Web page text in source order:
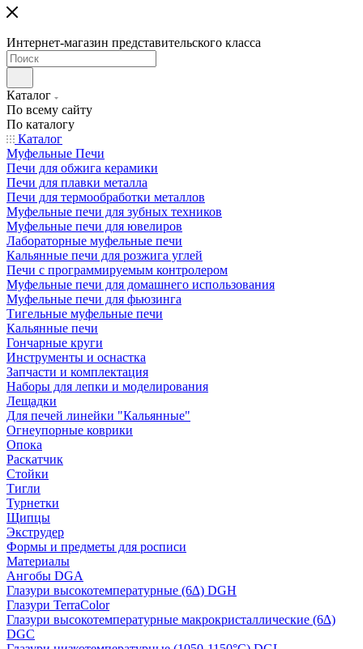
Интернет-магазин представительского класса
Каталог
По всему сайту
По каталогу
Каталог
Муфельные Печи
Печи для обжига керамики
Печи для плавки металла
Печи для термообработки металлов
Муфельные печи для зубных техников
Муфельные печи для ювелиров
Лабораторные муфельные печи
Кальянные печи для розжига углей
Печи с программируемым контролером
Муфельные печи для домашнего использования
Муфельные печи для фьюзинга
Тигельные муфельные печи
Кальянные печи
Гончарные круги
Инструменты и оснастка
Запчасти и комплектация
Наборы для лепки и моделирования
Лещадки
Для печей линейки "Кальянные"
Огнеупорные коврики
Опока
Раскатчик
Стойки
Тигли
Турнетки
Щипцы
Экструдер
Формы и предметы для росписи
Материалы
Ангобы DGA
Глазури высокотемпературные (6∆) DGH
Глазури TerraColor
Глазури высокотемпературные макрокристаллические (6∆)
DGC